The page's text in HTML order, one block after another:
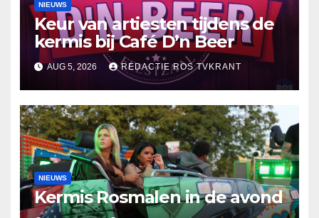
NIEUWS
Keur van artiesten tijdens de
kermis bij Café D’n Beer
AUG 5, 2026 REDACTIE ROS TVKRANT
NIEUWS
Kermis Rosmalen in de avond